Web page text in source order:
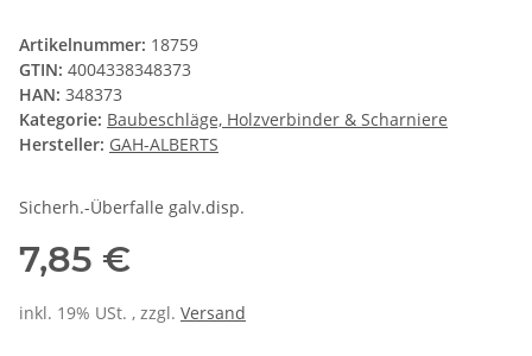
Artikelnummer: 18759
GTIN: 4004338348373
HAN: 348373
Kategorie: Baubeschläge, Holzverbinder & Scharniere
Hersteller: GAH-ALBERTS
Sicherh.-Überfalle galv.disp.
7,85 €
inkl. 19% USt. , zzgl. Versand